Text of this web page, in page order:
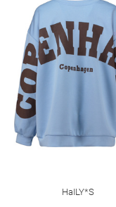
HaILY*S